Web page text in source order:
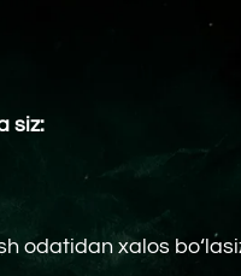
pozitsiyaga